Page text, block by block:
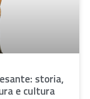
storia,
e cultura